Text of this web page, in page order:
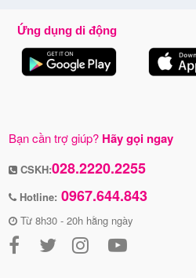
Ứng dụng di động
Bạn cần trợ giúp? Hãy gọi ngay
CSKH:028.2220.2255
Hotline: 0967.644.843
Từ 8h30 - 20h hằng ngày